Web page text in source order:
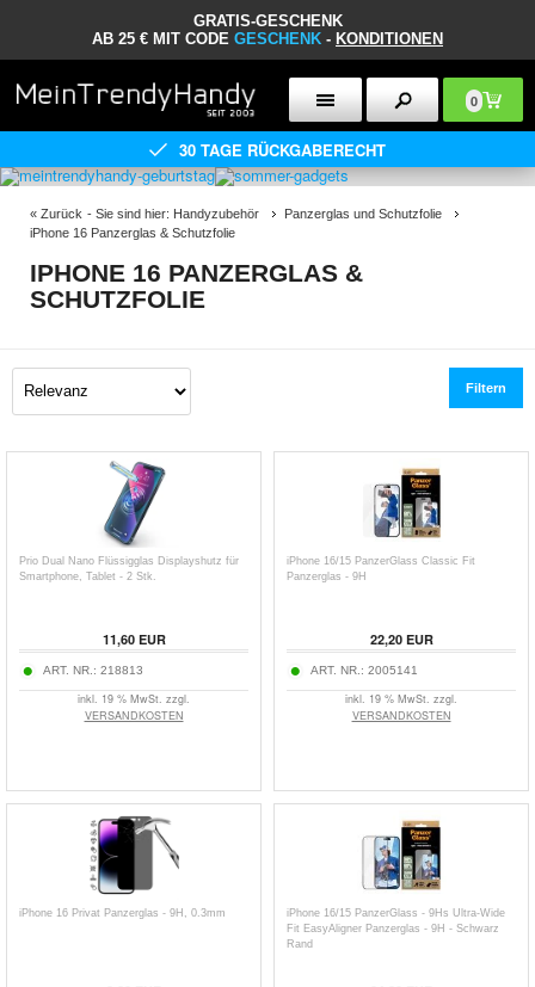
GRATIS-GESCHENK
AB 25 € MIT CODE GESCHENK - KONDITIONEN
0
30 TAGE RÜCKGABERECHT
« Zurück - Sie sind hier: Handyzubehör
Panzerglas und Schutzfolie
iPhone 16 Panzerglas & Schutzfolie
IPHONE 16 PANZERGLAS &
SCHUTZFOLIE
Filtern
Prio Dual Nano Flüssigglas Displayshutz für
Smartphone, Tablet - 2 Stk.
11,60EUR
ART. NR.: 218813
inkl. 19 % MwSt. zzgl.
VERSANDKOSTEN
iPhone 16/15 PanzerGlass Classic Fit
Panzerglas - 9H
22,20EUR
ART. NR.: 2005141
inkl. 19 % MwSt. zzgl.
VERSANDKOSTEN
iPhone 16 Privat Panzerglas - 9H, 0.3mm
iPhone 16/15 PanzerGlass - 9Hs Ultra-Wide
Fit EasyAligner Panzerglas - 9H - Schwarz
Rand